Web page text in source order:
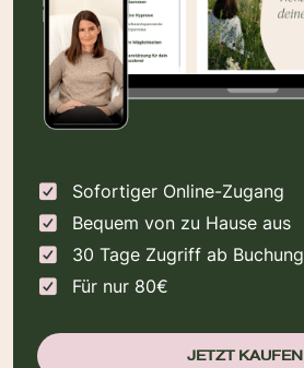
Sofortiger Online-Zugang
Bequem von zu Hause aus
30 Tage Zugriff ab Buchung
Für nur 80€
JETZT KAUFEN